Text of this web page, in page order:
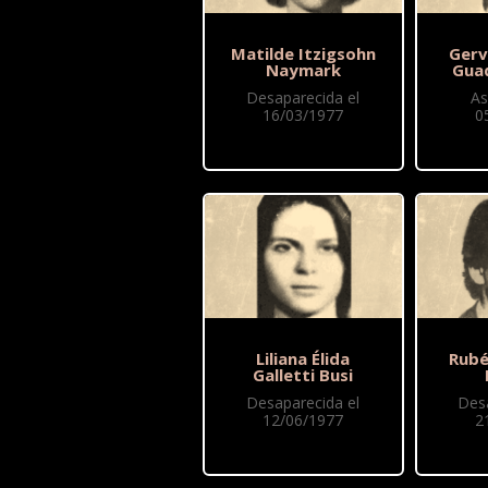
Matilde Itzigsohn
Naymark
Desaparecida el
16/03/1977
Liliana Élida
Galletti Busi
Desaparecida el
12/06/1977